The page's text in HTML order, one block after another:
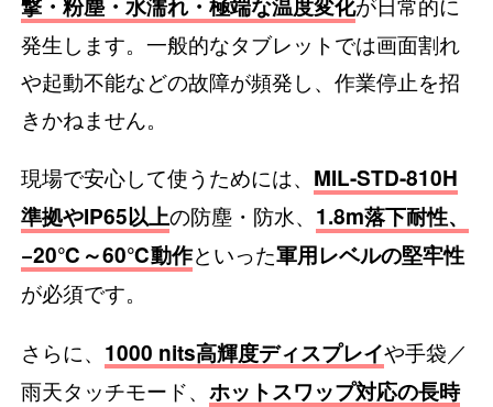
撃・粉塵・水濡れ・極端な温度変化
発生します。一般的なタブレットでは画面割れ
や起動不能などの故障が頻発し、作業停止を招
きかねません。
現場で安心して使うためには、 MIL-STD-810H
準拠やIP65以上の防塵・防水、 1.8m落下耐性、
−20℃～60℃動作といった軍用レベルの堅牢性
が必須です。
さらに、 1000 nits高輝度ディスプレイや手袋／
雨天タッチモード、ホットスワップ対応の長時